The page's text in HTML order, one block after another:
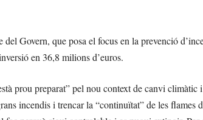
Govern, que posa el focus en la prevenció
en 36,8 milions d’euros.
prou preparat” pel nou context de canvi climàtic
incendis i trencar la “continuïtat” de les flames